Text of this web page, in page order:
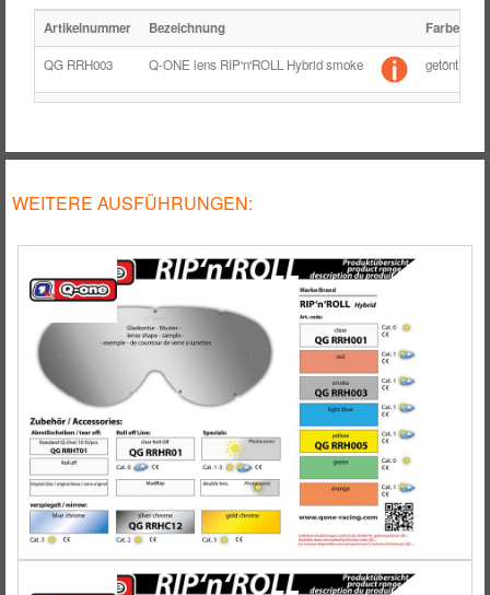
Artikelnummer Bezeichnung Farbe
QG RRH003 Q-ONE lens RIP'n'ROLL Hybrid smoke getönt
WEITERE AUSFÜHRUNGEN: